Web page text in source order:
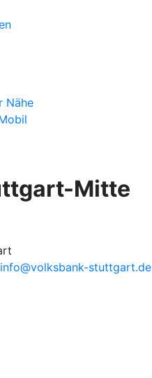
Nähe
Mitte
info@volksbank-stuttgart.de